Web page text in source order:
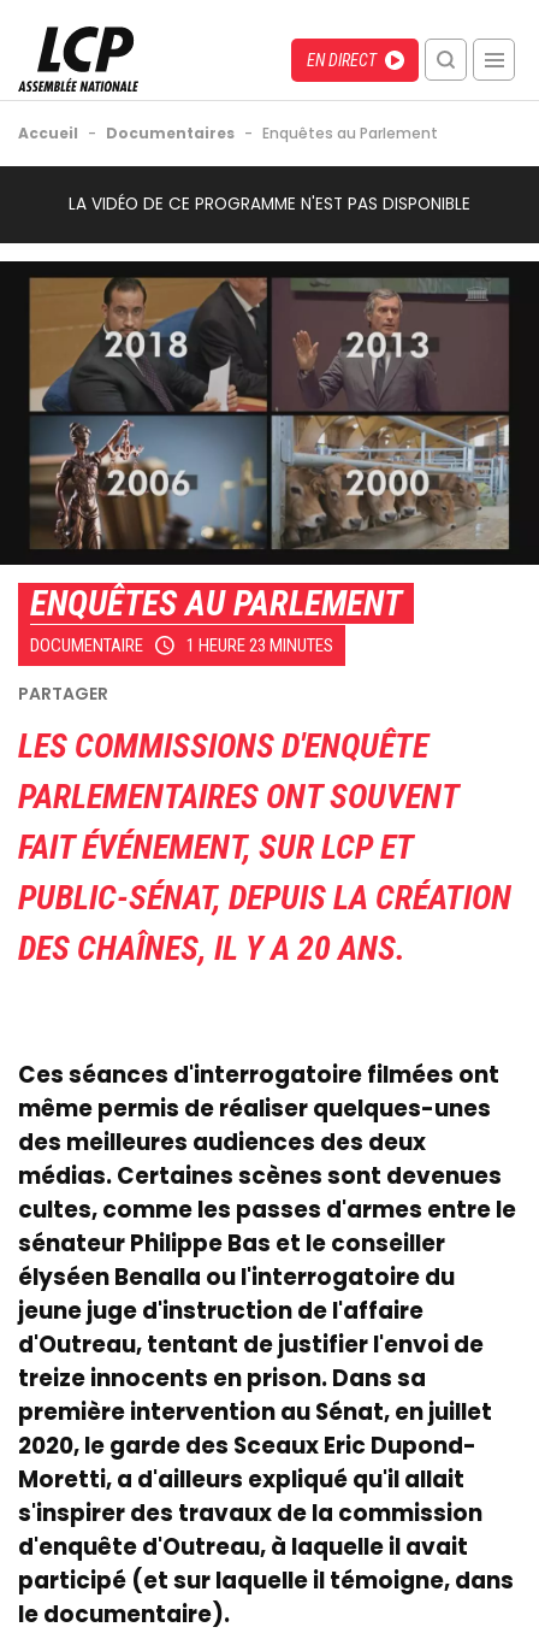
contenu
principal
Menu
recherche
mobile
Direct
EN DIRECT
Fil
d'Ariane
Accueil - Documentaires - Enquêtes au Parlement
top
LA VIDÉO DE CE PROGRAMME N'EST PAS DISPONIBLE
Image
ENQUÊTES AU PARLEMENT
DOCUMENTAIRE 1 HEURE 23 MINUTES
LES COMMISSIONS D'ENQUÊTE
PARLEMENTAIRES ONT SOUVENT
FAIT ÉVÉNEMENT, SUR LCP ET
PUBLIC-SÉNAT, DEPUIS LA CRÉATION
DES CHAÎNES, IL Y A 20 ANS.
Ces séances d'interrogatoire filmées ont
même permis de réaliser quelques-unes
des meilleures audiences des deux
médias. Certaines scènes sont devenues
cultes, comme les passes d'armes entre le
sénateur Philippe Bas et le conseiller
élyséen Benalla ou l'interrogatoire du
jeune juge d'instruction de l'affaire
d'Outreau, tentant de justifier l'envoi de
treize innocents en prison. Dans sa
première intervention au Sénat, en juillet
2020, le garde des Sceaux Eric Dupond-
Moretti, a d'ailleurs expliqué qu'il allait
s'inspirer des travaux de la commission
d'enquête d'Outreau, à laquelle il avait
participé (et sur laquelle il témoigne, dans
le documentaire).